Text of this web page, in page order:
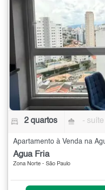
2 quartos - suíte
Apartamento à Venda na
Água Fria
Zona Norte - São Paulo